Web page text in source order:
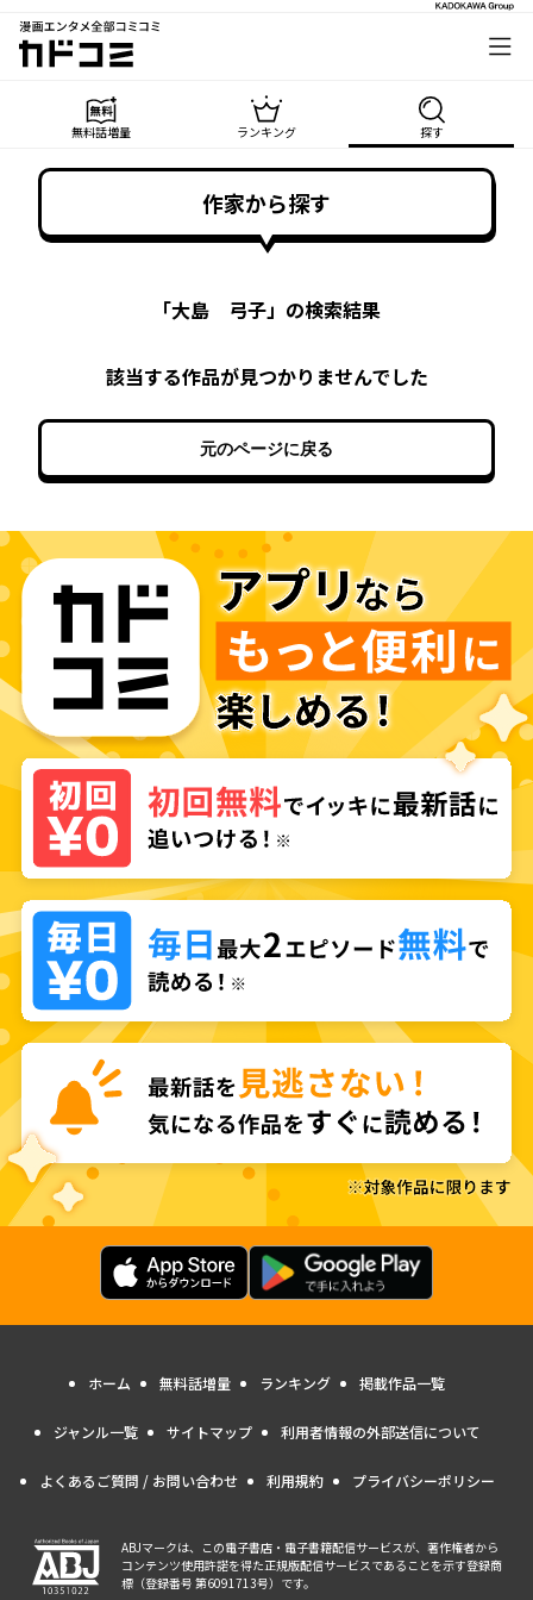
漫画エンタメ全部コミコミ
カドコミ
無料話増量 ランキング 探す
作家から探す
「大島 弓子」の検索結果
該当する作品が見つかりませんでした
元のページに戻る
ホーム 無料話増量 ランキング 掲載作品一覧
ジャンル一覧 サイトマップ 利用者情報の外部送信について
よくあるご質問 / お問い合わせ 利用規約 プライバシーポリシー
ABJマークは、この電子書店・電子書籍配信サービスが、著作権者から
コンテンツ使用許諾を得た正規版配信サービスであることを示す登録商
標（登録番号 第6091713号）です。